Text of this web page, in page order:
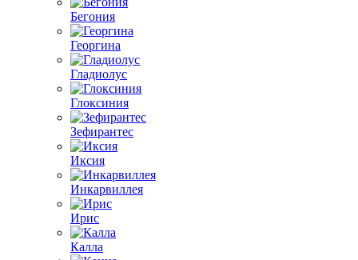
Бегония
Георгина
Гладиолус
Глоксиния
Зефирантес
Иксия
Инкарвиллея
Ирис
Калла